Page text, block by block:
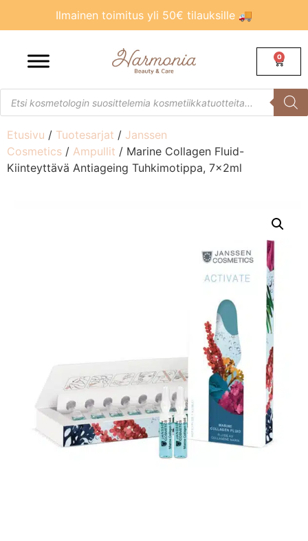
Ilmainen toimitus yli 50€ tilauksille 🚚
0
Etusivu / Tuotesarjat / Janssen
Cosmetics / Ampullit / Marine Collagen Fluid-
Kiinteyttävä Antiageing Tuhkimotippa, 7x2ml